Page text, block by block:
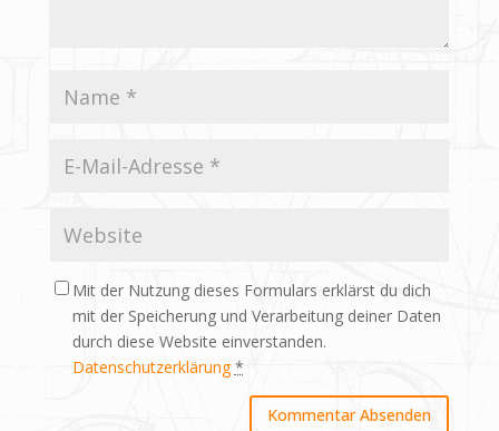
Mit der Nutzung dieses Formulars erklärst du dich
mit der Speicherung und Verarbeitung deiner Daten
durch diese Website einverstanden.
Datenschutzerklärung *